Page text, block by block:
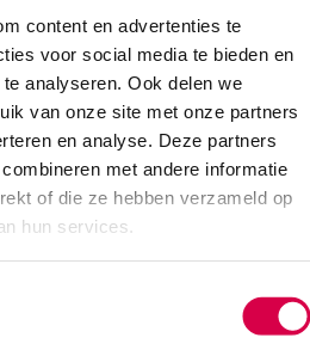
content en advertenties te
voor social media te bieden en
analyseren. Ook delen we
van onze site met onze partners
en analyse. Deze partners
met andere informatie
of die ze hebben verzameld op
hun services.